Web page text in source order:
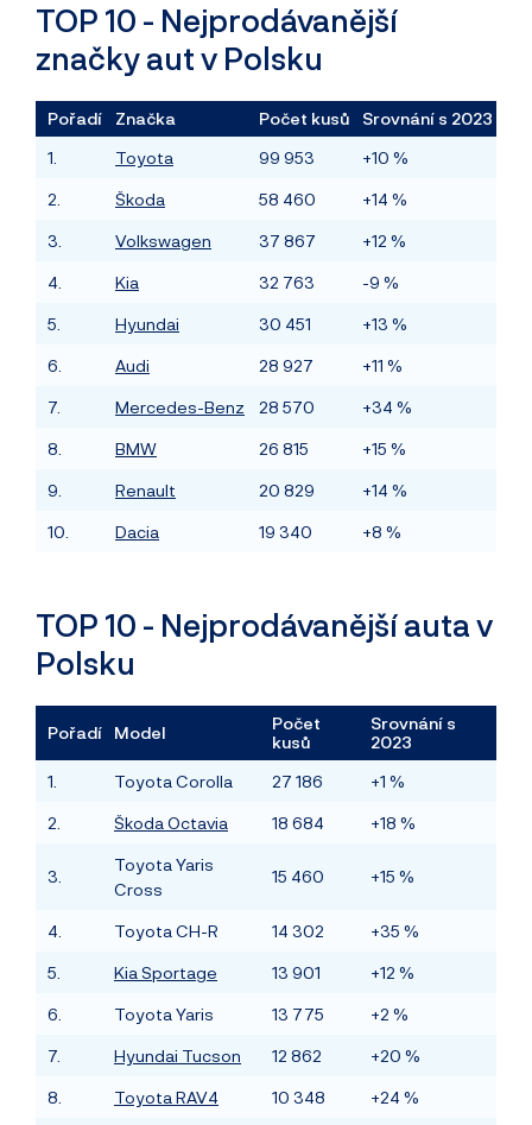
TOP 10 - Nejprodávanější
značky aut v Polsku
Pořadí Značka Počet kusů
Srovnání s 2023
1.
Toyota 99 953 +10 %
2. Škoda 58 460 +14 %
3. Volkswagen 37 867 +12 %
4. Kia 32 763 -9 %
5. Hyundai 30 451 +13 %
6. Audi 28 927 +11 %
7. Mercedes-Benz 28 570 +34 %
8. BMW 26 815 +15 %
9. Renault 20 829 +14 %
10. Dacia 19 340 +8 %
TOP 10 - Nejprodávanější auta v
Polsku
Pořadí Model
Počet
kusů
Srovnání s
2023
1.
Toyota Corolla 27 186 +1 %
2. Škoda Octavia 18 684 +18 %
3.
Toyota Yaris
Cross
15 460 +15 %
4. Toyota CH-R 14 302 +35 %
5. Kia Sportage 13 901 +12 %
6. Toyota Yaris 13 775 +2 %
7. Hyundai Tucson 12 862 +20 %
8. Toyota RAV4 10 348 +24 %